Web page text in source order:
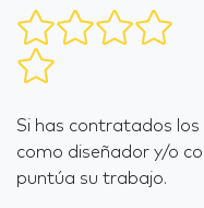
Si has contratados
como diseñador y/o
puntúa su trabajo.